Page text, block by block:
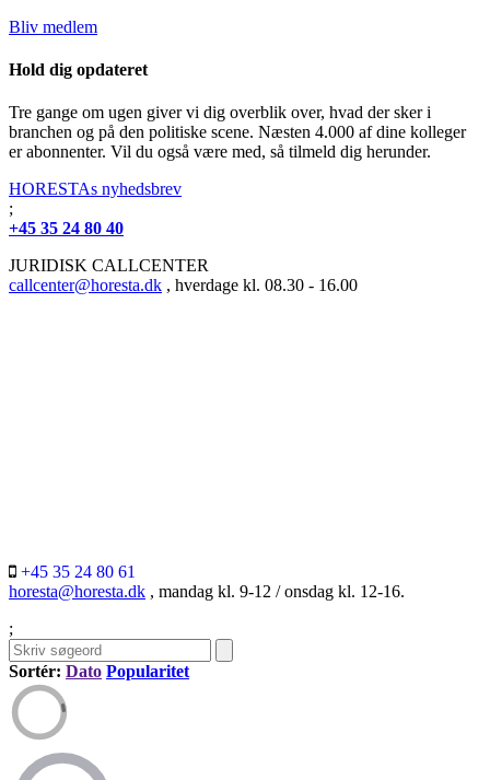
Bliv medlem
Hold dig opdateret
Tre gange om ugen giver vi dig overblik over, hvad der sker i
branchen og på den politiske scene. Næsten 4.000 af dine kolleger
er abonnenter. Vil du også være med, så tilmeld dig herunder.
HORESTAs nyhedsbrev
;
+45 35 24 80 40
JURIDISK CALLCENTER
callcenter@horesta.dk , hverdage kl. 08.30 - 16.00
+45 35 24 80 61
horesta@horesta.dk , mandag kl. 9-12 / onsdag kl. 12-16.
;
Sortér: Dato Popularitet